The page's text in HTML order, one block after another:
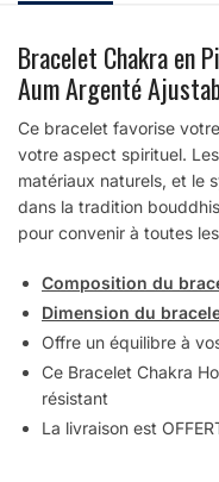
Bracelet Chakra en
Aum Argenté
Ce bracelet favorise
votre aspect spirituel.
matériaux naturels, et le
dans la tradition
pour convenir à toutes
Composition du
Dimension du
Offre un équilibre à
Ce Bracelet Chakra
résistant
La livraison est